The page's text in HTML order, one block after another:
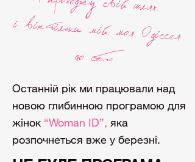
i вiн тiльки мiй, моя Одiссея
до себе
Останній рік ми працювали над
новою глибинною програмою для
жінок “Woman ID”, яка
розпочнеться вже у березні.